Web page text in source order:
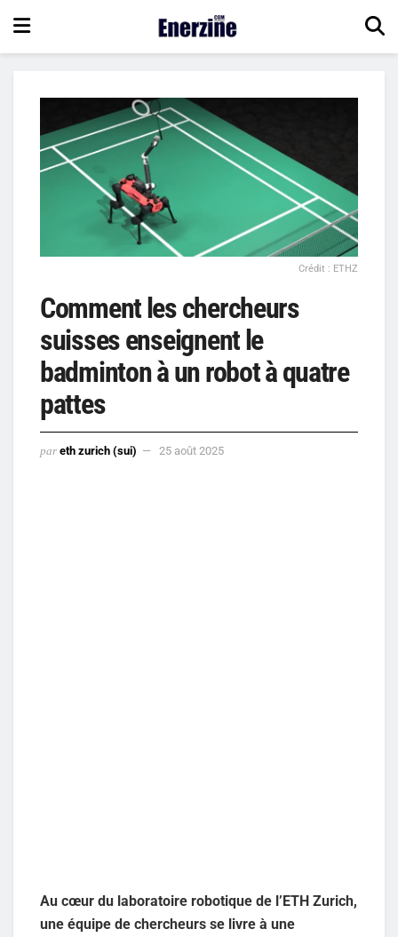
Crédit : ETHZ
Comment les chercheurs
suisses enseignent le
badminton à un robot à quatre
pattes
par eth zurich (sui) 25 août 2025
Au cœur du laboratoire robotique de l’ETH Zurich,
une équipe de chercheurs se livre à une